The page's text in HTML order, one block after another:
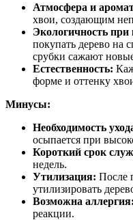
Атмосфера и
хвои, создающим
Экологичность
покупать дерево на
срубки сажают
Естественность:
форме и оттенку
Минусы:
Необходимость
осыпается при
Короткий срок
недель.
Утилизация: После
утилизировать
Возможна аллергия:
реакции.